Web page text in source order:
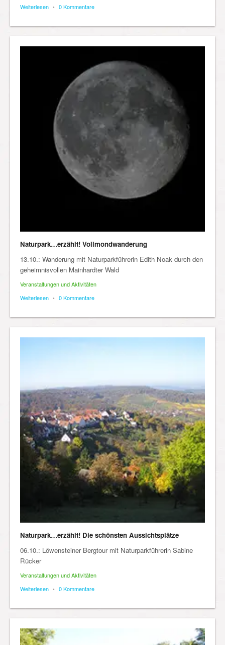
Weiterlesen • 0 Kommentare
Naturpark…erzählt! Vollmondwanderung
13.10.: Wanderung mit Naturparkführerin Edith Noak durch den
geheimnisvollen Mainhardter Wald
Veranstaltungen und Aktivitäten
Weiterlesen • 0 Kommentare
Naturpark…erzählt! Die schönsten Aussichtsplätze
06.10.: Löwensteiner Bergtour mit Naturparkführerin Sabine
Rücker
Veranstaltungen und Aktivitäten
Weiterlesen • 0 Kommentare